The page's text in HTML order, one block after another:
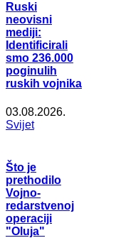
Ruski
neovisni
mediji:
Identificirali
smo 236.000
poginulih
ruskih vojnika
03.08.2026.
Svijet
Što je
prethodilo
Vojno-
redarstvenoj
operaciji
"Oluja"